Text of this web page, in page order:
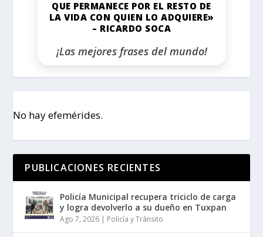
QUE PERMANECE POR EL RESTO DE
LA VIDA CON QUIEN LO ADQUIERE»
– RICARDO SOCA
¡Las mejores frases del mundo!
No hay efemérides.
PUBLICACIONES RECIENTES
Policía Municipal recupera triciclo de carga
y logra devolverlo a su dueño en Tuxpan
Ago 7, 2026 | Policía y Tránsito